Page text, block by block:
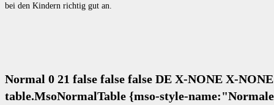
bei den Kindern richtig gut an.
Normal 0 21 false false false DE X-NONE X-
table.MsoNormalTable {mso-style-